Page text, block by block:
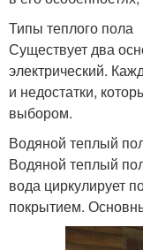
Типы теплого пола
Существует два
электрический.
и недостатки,
выбором.
Водяной теплый
Водяной теплый
вода циркулирует
покрытием.